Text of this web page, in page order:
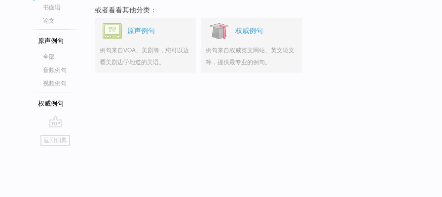
书面语
论文
原声例句
全部
音频例句
视频例句
权威例句
go
top
返回词典
或者看看其他分类：
原声例句
例句来自VOA、美剧等，您可以边
看美剧边学地道的美语。
权威例句
例句来自权威英文网站、英文论文
等，提供最专业的例句。